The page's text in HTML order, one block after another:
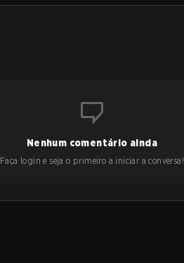
Nenhum comentário ainda
Faça login e seja o primeiro a iniciar a conversa!